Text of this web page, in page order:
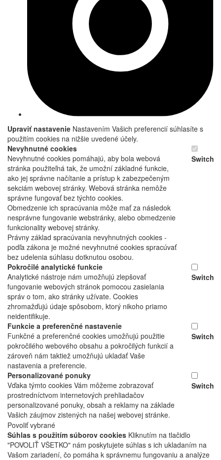
Upraviť nastavenie Nastavením Vašich preferencií súhlasíte s
použitím cookies na nižšie uvedené účely.
Nevyhnutné cookies
Nevyhnutné cookies pomáhajú, aby bola webová
stránka použiteľná tak, že umožní základné funkcie,
ako jej správne načítanie a prístup k zabezpečeným
sekciám webovej stránky. Webová stránka nemôže
správne fungovať bez týchto cookies.
Obmedzenie ich spracúvania môže mať za následok
nesprávne fungovanie webstránky, alebo obmedzenie
funkcionality webovej stránky.
Právny základ spracúvania nevyhnutných cookies -
podľa zákona je možné nevyhnutné cookies spracúvať
bez udelenia súhlasu dotknutou osobou.
Switch
Pokročilé analytické funkcie
Analytické nástroje nám umožňujú zlepšovať
fungovanie webových stránok pomocou zasielania
správ o tom, ako stránky užívate. Cookies
zhromažďujú údaje spôsobom, ktorý nikoho priamo
neidentifikuje.
Switch
Funkcie a preferenčné nastavenie
Funkčné a preferenčné cookies umožňujú použitie
pokročilého webového obsahu a pokročilých funkcií a
zároveň nám taktiež umožňujú ukladať Vaše
nastavenia a preferencie.
Switch
Personalizované ponuky
Vďaka týmto cookies Vám môžeme zobrazovať
prostredníctvom internetových prehliadačov
personalizované ponuky, obsah a reklamy na základe
Vašich záujmov zistených na našej webovej stránke.
Switch
Povoliť vybrané
Súhlas s použitím súborov cookies Kliknutím na tlačidlo
"POVOLIŤ VŠETKO" nám poskytujete súhlas s ich ukladaním na
Vašom zariadení, čo pomáha k správnemu fungovaniu a analýze